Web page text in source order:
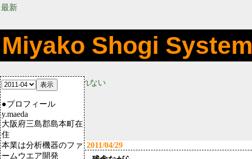
最新
Miyako Shogi System
コツコツ改良、へこたれない
2011/04/29
●プロフィール
y.maeda
大阪府三島郡島本町在
住
本業は分析機器のファ
ームウエア開発